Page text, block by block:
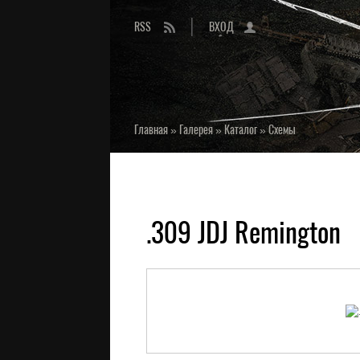
RSS ВХОД
Главная» Галерея»Каталог»Схемы
.309 JDJ Remington